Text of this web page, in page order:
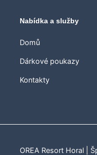
Nabídka a služby
Domů
Dárkové poukazy
Kontakty
OREA Resort Horal |